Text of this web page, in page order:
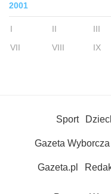
2001
I II III
VII
VIII IX
Sport
Gazeta Wyborcza
Gazeta.pl